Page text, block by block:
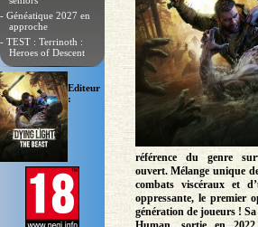
- Généatique 2027 en
approche
- TEST : Terrinoth :
Heroes of Descent
Editeur
:
référence du genre
ouvert. Mélange unique
combats viscéraux et
oppressante, le premier
génération de joueurs !